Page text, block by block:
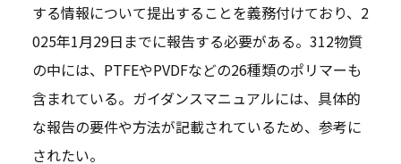
する情報について提出することを義務付けており、2
025年1月29日までに報告する必要がある。312物質
の中には、PTFEやPVDFなどの26種類のポリマーも
含まれている。ガイダンスマニュアルには、具体的
な報告の要件や方法が記載されているため、参考に
されたい。